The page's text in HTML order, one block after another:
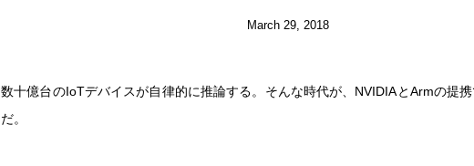
March 29, 2018
数十億台のIoTデバイスが自律的に推論する。そんな時代が、NVIDIAとArmの提
だ。